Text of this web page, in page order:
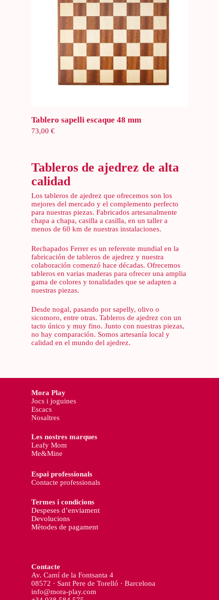
Añadir al carrito
Tablero sapelli escaque 48 mm
73,00 €
Tableros de ajedrez de alta
calidad
Los tableros de ajedrez que ofrecemos son los
mejores del mercado y el complemento perfecto
para nuestras piezas. Fabricados artesanalmente
chapa a chapa, casilla a casilla, en un taller a
menos de 60 km de nuestras instalaciones.
Rechapados Ferrer es un referente mundial en la
fabricación de tableros de ajedrez y nuestra
colaboración comenzó hace décadas. Ofrecemos
tableros en varias maderas para ofrecer una amplia
gama de colores y tonalidades que se adapten a
nuestras piezas.
Desde nogal, pasando por sapelly, olivo o
sicomoro, entre otras. Tableros de ajedrez con un
tacto único y muy fino. Junto con nuestras piezas,
no hay comparación. Somos artesanía local y
calidad en el mundo del ajedrez.
Mora Play
Jocs i joguines
Escacs
Nosaltres
Les nostres marques
Leafy Mom
Me&Mine
Espai professionals
Contacte professionals
Termes i condicions
Despeses d’enviament
Devolucions
Mètodes de pagament
Contacte
Av. Camí de la Fontsanta 4
08572 · Sant Pere de Torelló · Barcelona
info@mora-play.com